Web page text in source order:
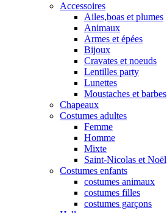
Accessoires
Ailes,boas et plumes
Animaux
Armes et épées
Bijoux
Cravates et noeuds
Lentilles party
Lunettes
Moustaches et barbes
Chapeaux
Costumes adultes
Femme
Homme
Mixte
Saint-Nicolas et Noël
Costumes enfants
costumes animaux
costumes filles
costumes garçons